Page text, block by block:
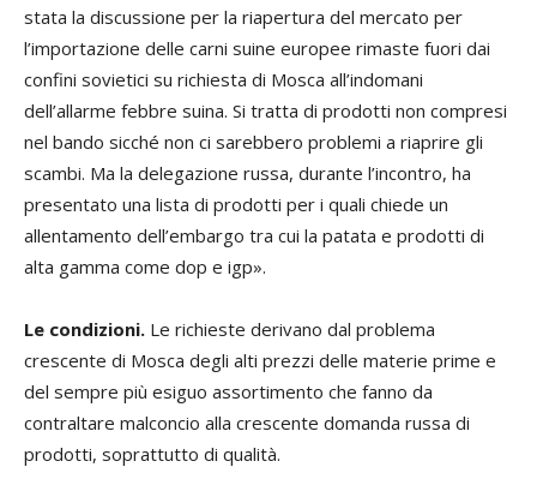
stata la discussione per la riapertura del mercato per
l’importazione delle carni suine europee rimaste fuori dai
confini sovietici su richiesta di Mosca all’indomani
dell’allarme febbre suina. Si tratta di prodotti non compresi
nel bando sicché non ci sarebbero problemi a riaprire gli
scambi. Ma la delegazione russa, durante l’incontro, ha
presentato una lista di prodotti per i quali chiede un
allentamento dell’embargo tra cui la patata e prodotti di
alta gamma come dop e igp».
Le condizioni. Le richieste derivano dal problema
crescente di Mosca degli alti prezzi delle materie prime e
del sempre più esiguo assortimento che fanno da
contraltare malconcio alla crescente domanda russa di
prodotti, soprattutto di qualità.